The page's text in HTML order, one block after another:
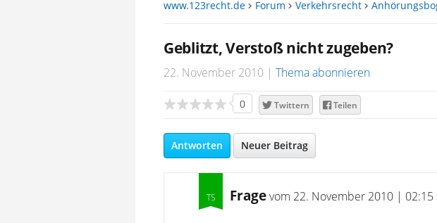
www.123recht.de Forum Verkehrsrecht
Geblitzt, Verstoß nicht zugeben?
22. November 2010 Thema abonnieren
0 Twittern Teilen
Antworten Neuer Beitrag
Fragevom 22. November 2010 | 02:15